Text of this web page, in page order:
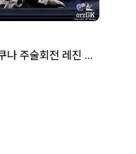
구매) Belief 스쿠나 주술회전 레진 피규어 구합니당